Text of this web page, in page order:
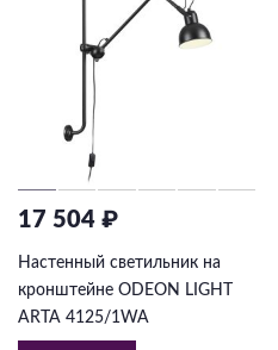
17 504 ₽
Настенный светильник на
кронштейне ODEON LIGHT
ARTA 4125/1WA